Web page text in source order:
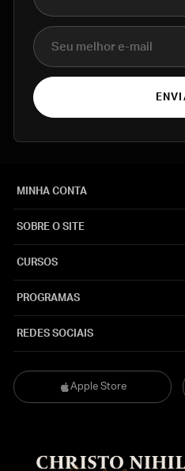
E-mail
Apple Store
MINHA CONTA
SOBRE O SITE
CURSOS
PROGRAMAS
REDES SOCIAIS